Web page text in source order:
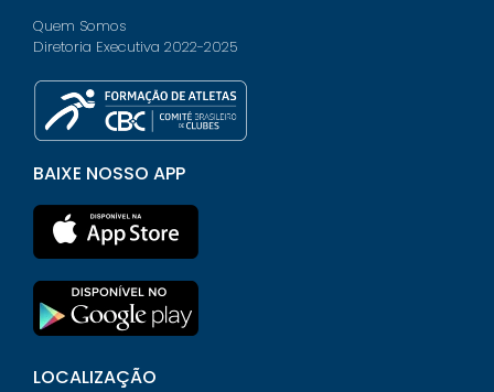
Quem Somos
Diretoria Executiva 2022-2025
BAIXE NOSSO APP
LOCALIZAÇÃO